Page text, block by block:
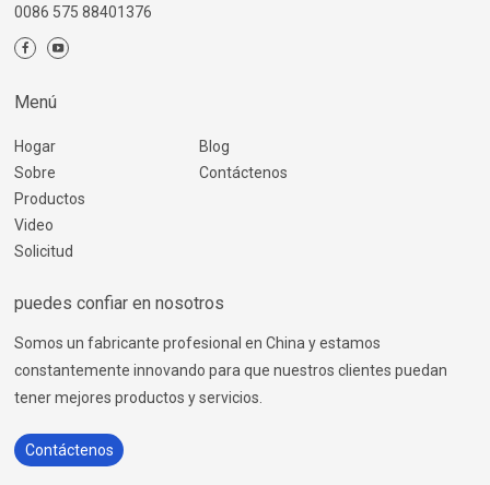
0086 575 88401376
Menú
Hogar
Sobre
Productos
Video
Solicitud
Blog
Contáctenos
puedes confiar en nosotros
Somos un fabricante profesional en China y estamos
constantemente innovando para que nuestros clientes puedan
tener mejores productos y servicios.
Contáctenos